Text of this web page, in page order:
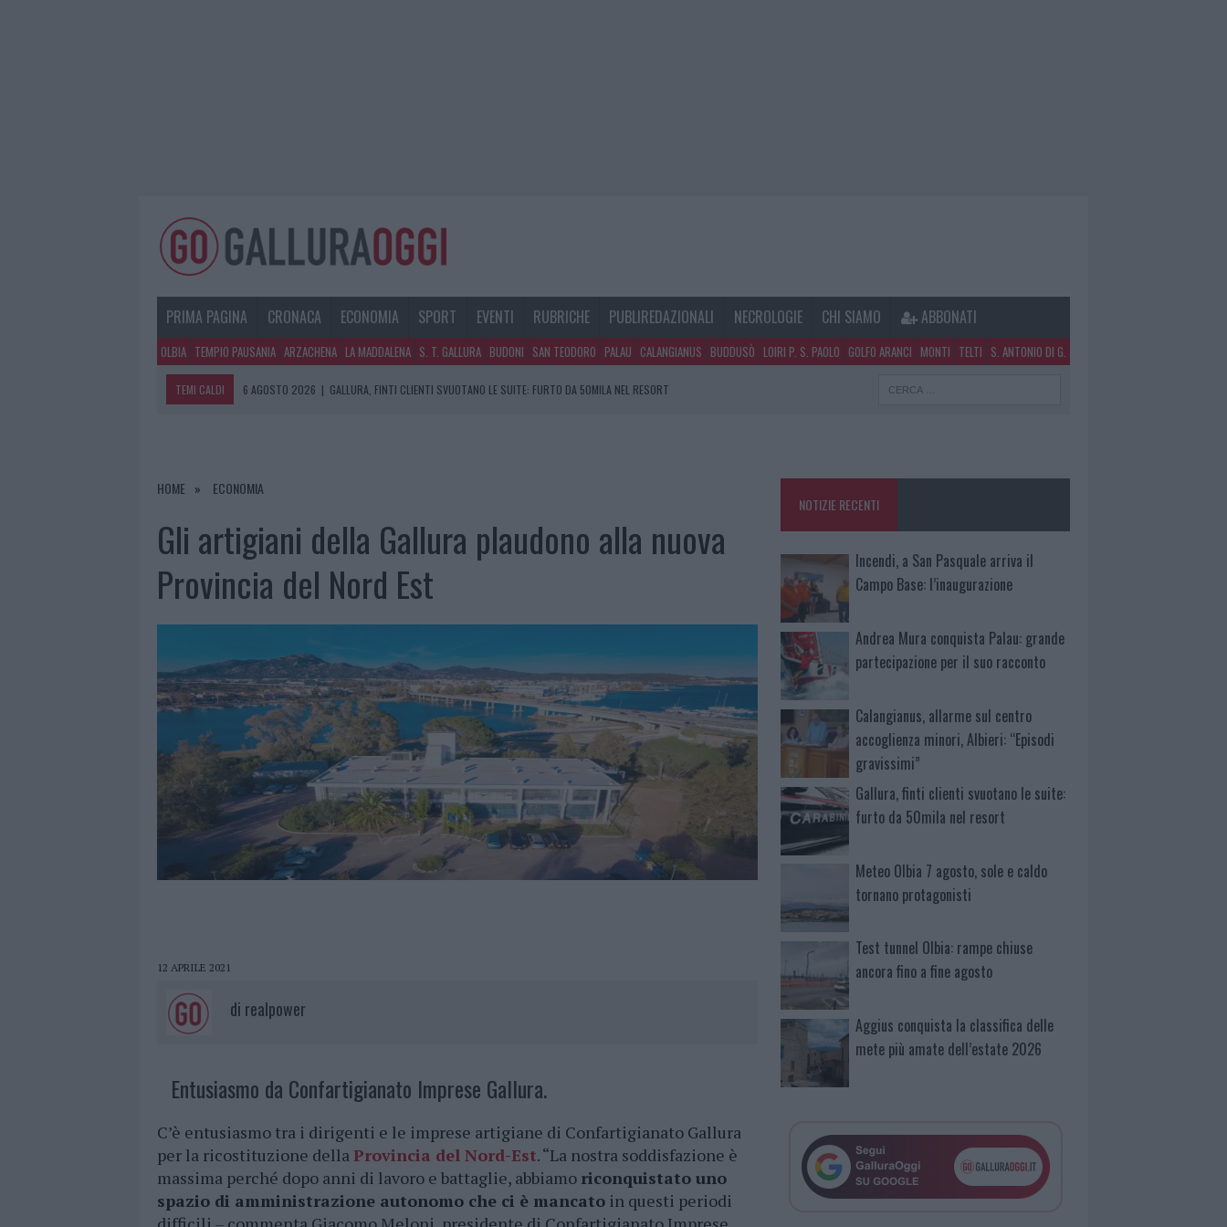
PRIMA PAGINA CRONACA ECONOMIA SPORT EVENTI RUBRICHE PUBLIREDAZIONALI NECROLOGIE CHI SIAMO ABBONATI
OLBIA TEMPIO PAUSANIA ARZACHENA LA MADDALENA S. T. GALLURA BUDONI SAN TEODORO PALAU CALANGIANUS BUDDUSÒ LOIRI P. S. PAOLO GOLFO ARANCI MONTI TELTI S. ANTONIO DI G.
TEMI CALDI 6 AGOSTO 2026 | GALLURA, FINTI CLIENTI SVUOTANO LE SUITE: FURTO DA 50MILA NEL RESORT
6 AGOSTO 2026 |
HOME ECONOMIA
Gli artigiani della Gallura plaudono alla nuova
Provincia del Nord Est
12 APRILE 2021
di realpower
Entusiasmo da Confartigianato Imprese Gallura.
C’è entusiasmo tra i dirigenti e le imprese artigiane di Confartigianato Gallura
per la ricostituzione dellaProvincia del Nord-Est. “La nostra soddisfazione è
massima perché dopo anni di lavoro e battaglie, abbiamo riconquistato uno
spazio di amministrazione autonomo che ci è mancato in questi periodi
NOTIZIE RECENTI
Incendi, a San Pasquale arriva il
Campo Base: l’inaugurazione
Andrea Mura conquista Palau: grande
partecipazione per il suo racconto
Calangianus, allarme sul centro
accoglienza minori, Albieri: “Episodi
gravissimi”
Gallura, finti clienti svuotano le suite:
furto da 50mila nel resort
Meteo Olbia 7 agosto, sole e caldo
tornano protagonisti
Test tunnel Olbia: rampe chiuse
ancora fino a fine agosto
Aggius conquista la classifica delle
mete più amate dell’estate 2026